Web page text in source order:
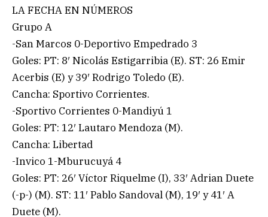
LA FECHA EN NÚMEROS
Grupo A
-San Marcos 0-Deportivo Empedrado 3
Goles: PT: 8′ Nicolás Estigarribia (E). ST: 26 Emir
Acerbis (E) y 39′ Rodrigo Toledo (E).
Cancha: Sportivo Corrientes.
-Sportivo Corrientes 0-Mandiyú 1
Goles: PT: 12′ Lautaro Mendoza (M).
Cancha: Libertad
-Invico 1-Mburucuyá 4
Goles: PT: 26′ Víctor Riquelme (I), 33′ Adrian Duete
(-p-) (M). ST: 11′ Pablo Sandoval (M), 19′ y 41′ A
Duete (M).